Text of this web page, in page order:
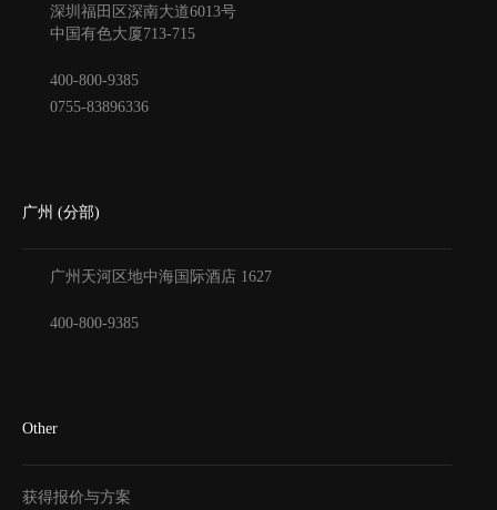
深圳福田区深南大道6013号
中国有色大厦 713-715
400-800-9385
0755-83896336
广州 (分部)
广州天河区地中海国际酒店 1627
400-800-9385
Other
获得报价与方案